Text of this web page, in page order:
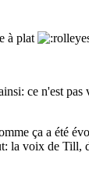
à plat
ce n'est
ça a été
la voix de Till,